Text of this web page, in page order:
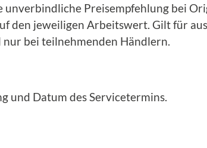
unverbindliche Preisempfehlung bei
den jeweiligen Arbeitswert. Gilt für
bei teilnehmenden Händlern.
und Datum des Servicetermins.